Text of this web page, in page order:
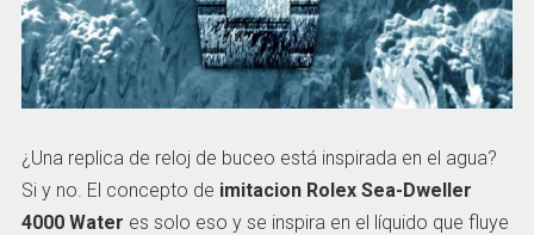
¿Una replica de reloj de buceo está inspirada en el agua?
Si y no. El concepto de imitacion Rolex Sea-Dweller
4000 Water es solo eso y se inspira en el líquido que fluye